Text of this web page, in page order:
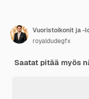
Vuoristoikonit ja -
royaldudegfx
Saatat pitää myös